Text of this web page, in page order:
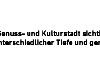
und Kulturstadt
Tiefe und